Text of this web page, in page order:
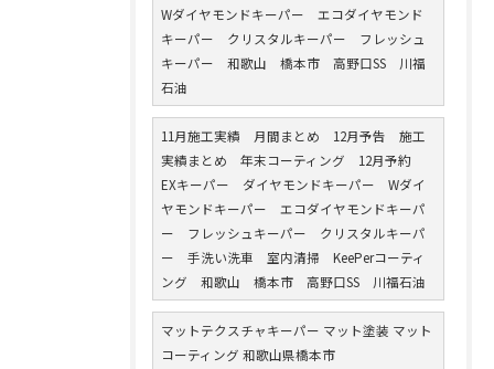
Wダイヤモンドキーパー エコダイヤモンド
キーパー クリスタルキーパー フレッシュ
キーパー 和歌山 橋本市 高野口SS 川福
石油
11月施工実績 月間まとめ 12月予告 施工
実績まとめ 年末コーティング 12月予約
EXキーパー ダイヤモンドキーパー Wダイ
ヤモンドキーパー エコダイヤモンドキーパ
ー フレッシュキーパー クリスタルキーパ
ー 手洗い洗車 室内清掃 KeePerコーティ
ング 和歌山 橋本市 高野口SS 川福石油
マットテクスチャキーパー マット塗装 マット
コーティング 和歌山県橋本市